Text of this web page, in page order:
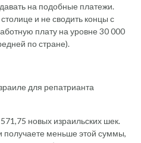
на подобные платежи.
и не сводить концы с
плату на уровне 30 000
по стране).
для репатрианта
новых израильских шек.
получаете меньше этой суммы,